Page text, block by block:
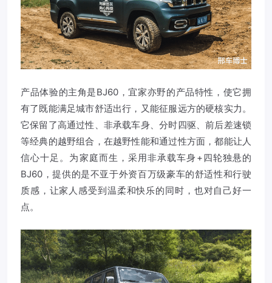
产品体验的主角是BJ60，宜家亦野的产品特性，使它拥
有了既能满足城市舒适出行，又能征服远方的硬核实力。
它保留了高通过性、非承载车身、分时四驱、前后差速锁
等经典的越野组合，在越野性能和通过性方面，都能让人
信心十足。为家庭而生，采用非承载车身+四轮独悬的
BJ60，提供的是不亚于外资百万级豪车的舒适性和行驶
质感，让家人感受到温柔和快乐的同时，也对自己好一
点。